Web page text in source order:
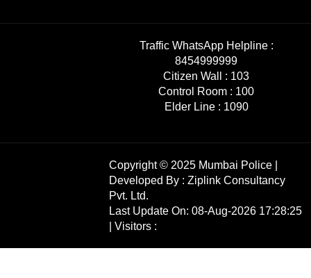
Traffic WhatsApp Helpline :
8454999999
Citizen Wall : 103
Control Room : 100
Elder Line : 1090
Copyright © 2025 Mumbai Police |
Developed By : Ziplink Consultancy
Pvt. Ltd.
Last Update On: 08-Aug-2026 17:28:25
| Visitors :